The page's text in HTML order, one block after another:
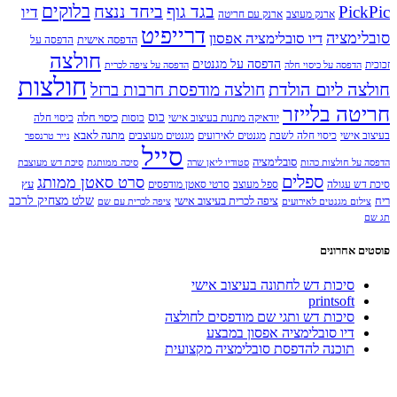
PickPic ארנק מעוצב ארנק עם חריטה בגד גוף ביחד ננצח בלוקים דיו
סובלימציה דיו סובלימציה אפסון דרייפיט הדפסה אישית הדפסה על
זכוכית הדפסה על כיסוי חלה הדפסה על מגנטים הדפסה על ציפה לכרית חולצה
חולצה ליום הולדת חולצה מודפסת חרבות ברזל חולצות
חריטה בלייזר יודאיקה מתנות בעיצוב אישי כוס כוסות כיסוי חלה כיסוי חלה
בעיצוב אישי כיסוי חלה לשבת מגנטים לאירועים מגנטים מעוצבים מתנה לאבא נייר טרנספר
הדפסה על חולצות כהות סובלימציה סטודיו ליאן שרה סייל סיכה ממותגת סיכת דש מעוצבת
סיכת דש עגולה ספלים ספל מעוצב סרטי סאטן מודפסים סרט סאטן ממותג עץ
ריח צילום מגנטים לאירועים ציפה לכרית בעיצוב אישי ציפה לכרית עם שם שלט מצחיק לרכב
תג שם
פוסטים אחרונים
סיכות דש לחתונה בעיצוב אישי
printsoft
סיכות דש ותגי שם מודפסים לחולצה
דיו סובלימציה אפסון במבצע
תוכנה להדפסת סובלימציה מקצועית